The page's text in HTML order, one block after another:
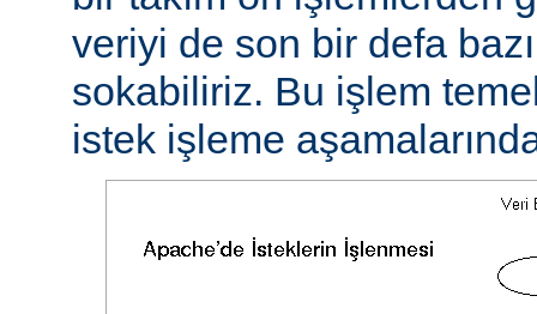
veriyi de son bir defa
sokabiliriz. Bu işlem
istek işleme